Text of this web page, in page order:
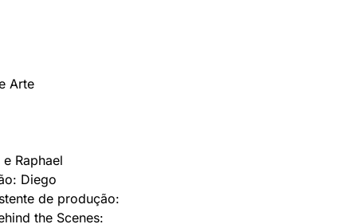
Arte
Raphael
Diego
de produção:
the Scenes: